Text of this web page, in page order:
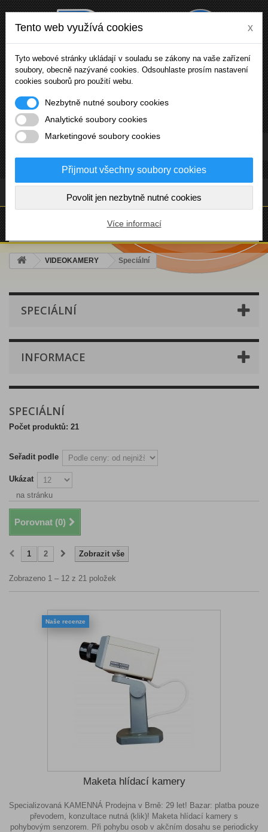
(prázdný)
VIDEOKAMERY Speciální
SPECIÁLNÍ
INFORMACE
SPECIÁLNÍ
Počet produktů: 21
Seřadit podle
Ukázat
na stránku
Porovnat (0)
Zobrazit vše
1 2
Zobrazeno 1 – 12 z 21 položek
Naše recenze
Maketa hlídací kamery
Specializovaná KAMENNÁ Prodejna v Brně: 29 let! Bazar: platba pouze
převodem, konzultace nutná (klik)! Maketa hlídací kamery s
pohybovým senzorem. Při pohybu osob v akčním dosahu se periodicky
Tento web využívá cookies x
Tyto webové stránky ukládají v souladu se zákony na vaše zařízení
soubory, obecně nazývané cookies. Odsouhlaste prosím nastavení
cookies souborů pro použití webu.
Nezbytně nutné soubory cookies
Analytické soubory cookies
Marketingové soubory cookies
Přijmout všechny soubory cookies
Povolit jen nezbytně nutné cookies
Více informací